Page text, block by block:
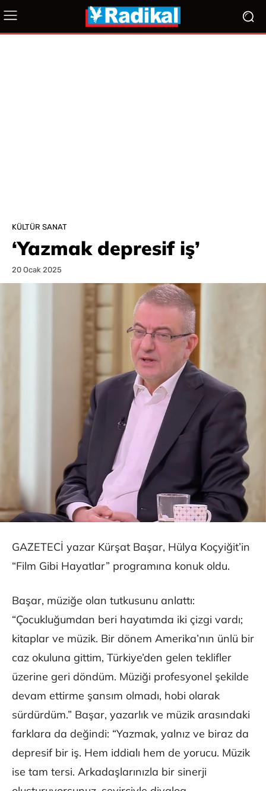
KÜLTÜR SANAT
‘Yazmak depresif iş’
20 Ocak 2025
GAZETECİ yazar Kürşat Başar, Hülya Koçyiğit’in
“Film Gibi Hayatlar” programına konuk oldu.
Başar, müziğe olan tutkusunu anlattı:
“Çocukluğumdan beri hayatımda iki çizgi vardı;
kitaplar ve müzik. Bir dönem Amerika’nın ünlü bir
caz okuluna gittim, Türkiye’den gelen teklifler
üzerine geri döndüm. Müziği profesyonel şekilde
devam ettirme şansım olmadı, hobi olarak
sürdürdüm.” Başar, yazarlık ve müzik arasındaki
farklara da değindi: “Yazmak, yalnız ve biraz da
depresif bir iş. Hem iddialı hem de yorucu. Müzik
ise tam tersi. Arkadaşlarınızla bir sinerji